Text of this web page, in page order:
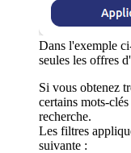
Dans l'exemple
seules les offres
Si vous obtenez
certains mots-
recherche.
Les filtres
suivante :